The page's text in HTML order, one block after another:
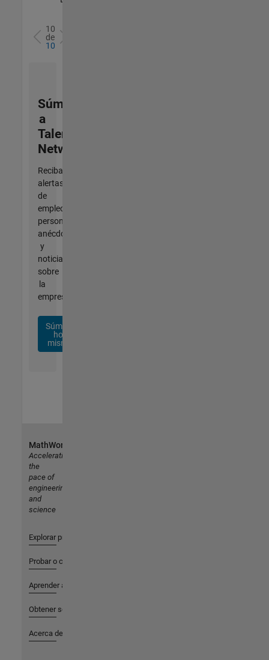
10
de
10
Súmese
a
Talent
Network
Reciba
alertas
de
empleo
personalizadas,
anécdotas
y
noticias
sobre
la
empresa.
Súmese
hoy
mismo
MathWorks
Accelerating
the
pace of
engineering
and
science
Explorar productos
Probar o comprar
Aprender a utilizar
Obtener soporte
Acerca de MathWorks